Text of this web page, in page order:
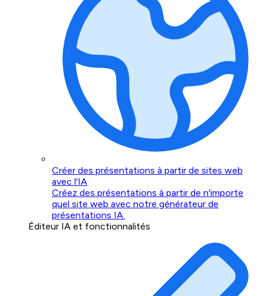
Créer des présentations à partir de sites web
avec l'IA
Créez des présentations à partir de n'importe
quel site web avec notre générateur de
présentations IA.
Éditeur IA et fonctionnalités